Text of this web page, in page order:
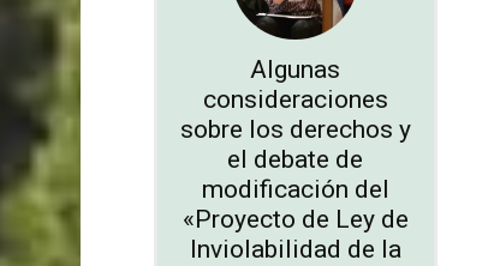
Algunas
consideraciones
sobre los derechos y
el debate de
modificación del
«Proyecto de Ley de
Inviolabilidad de la